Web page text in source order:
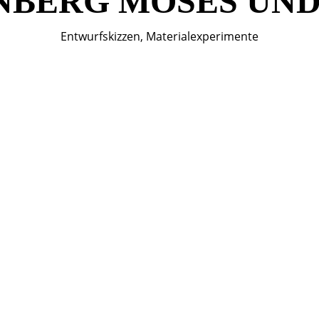
Entwurfskizzen, Materialexperimente